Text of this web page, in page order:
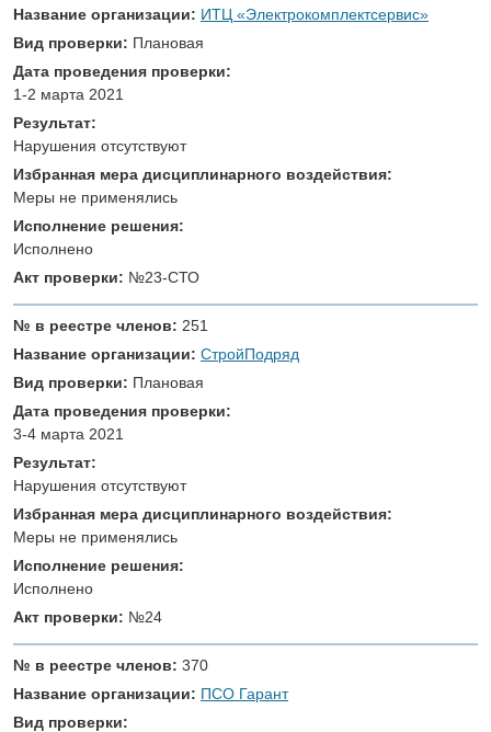
Название организации: ИТЦ «Электрокомплектсервис»
Вид проверки: Плановая
Дата проведения проверки:
1-2 марта 2021
Результат:
Нарушения отсутствуют
Избранная мера дисциплинарного воздействия:
Меры не применялись
Исполнение решения:
Исполнено
Акт проверки: №23-СТО
№ в реестре членов: 251
Название организации: СтройПодряд
Вид проверки: Плановая
Дата проведения проверки:
3-4 марта 2021
Результат:
Нарушения отсутствуют
Избранная мера дисциплинарного воздействия:
Меры не применялись
Исполнение решения:
Исполнено
Акт проверки: №24
№ в реестре членов: 370
Название организации: ПСО Гарант
Вид проверки: